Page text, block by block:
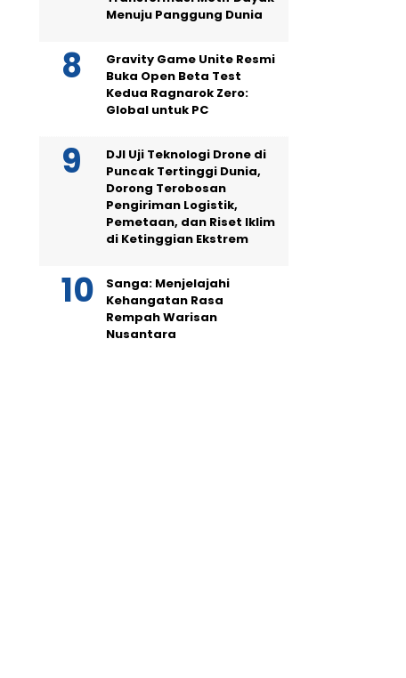
Menuju Panggung Dunia
Gravity Game Unite Resmi
Buka Open Beta Test
Kedua Ragnarok Zero:
Global untuk PC
DJI Uji Teknologi Drone di
Puncak Tertinggi Dunia,
Dorong Terobosan
Pengiriman Logistik,
Pemetaan, dan Riset Iklim
di Ketinggian Ekstrem
Sanga: Menjelajahi
Kehangatan Rasa
Rempah Warisan
Nusantara